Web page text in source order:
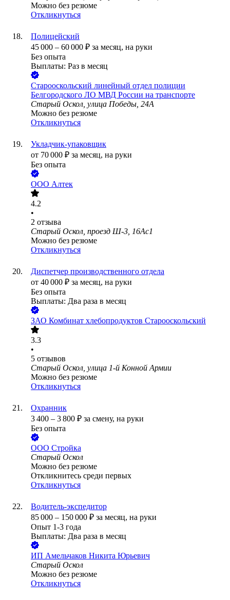
Можно без резюме
Откликнуться
Полицейский
45 000 – 60 000 ₽ за месяц, на руки
Без опыта
Выплаты: Раз в месяц
Старооскольский линейный отдел полиции
Белгородского ЛО МВД России на транспорте
Старый Оскол, улица Победы, 24А
Можно без резюме
Откликнуться
Укладчик-упаковщик
от 70 000 ₽ за месяц, на руки
Без опыта
ООО Алтек
4.2
•
2 отзыва
Старый Оскол, проезд Ш-3, 16Ас1
Можно без резюме
Откликнуться
Диспетчер производственного отдела
от 40 000 ₽ за месяц, на руки
Без опыта
Выплаты: Два раза в месяц
ЗАО Комбинат хлебопродуктов Старооскольский
3.3
•
5 отзывов
Старый Оскол, улица 1-й Конной Армии
Можно без резюме
Откликнуться
Охранник
3 400 – 3 800 ₽ за смену, на руки
Без опыта
ООО Стройка
Старый Оскол
Можно без резюме
Откликнитесь среди первых
Откликнуться
Водитель-экспедитор
85 000 – 150 000 ₽ за месяц, на руки
Опыт 1-3 года
Выплаты: Два раза в месяц
ИП Амельчаков Никита Юрьевич
Старый Оскол
Можно без резюме
Откликнуться